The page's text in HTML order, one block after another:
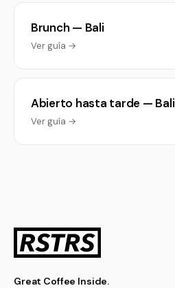
Brunch — Bali
Ver guía →
Abierto hasta tarde — Bali
Ver guía →
Great Coffee Inside.